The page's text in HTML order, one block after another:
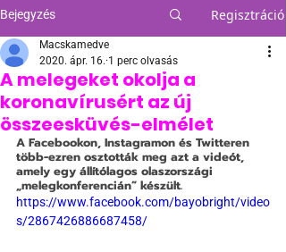
Bejegyzés Regisztráció
A melegeket okolja a
koronavírusért az új
összeesküvés-elmélet
Macskamedve
2020. ápr. 16. 1 perc olvasás
A Facebookon, Instagramon és Twitteren
több-ezren osztották meg azt a videót,
amely egy állítólagos olaszországi
„melegkonferencián” készült.
https://www.facebook.com/bayobright/video
s/2867426886687458/